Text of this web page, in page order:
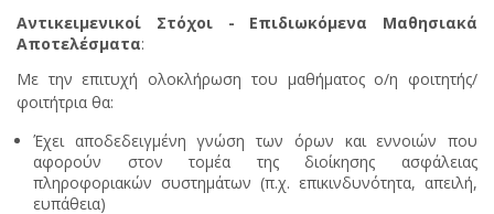
Αντικειμενικοί Στόχοι - Επιδιωκόμενα Μαθησιακά
Αποτελέσματα:
Με την επιτυχή ολοκλήρωση του μαθήματος ο/η φοιτητής/
φοιτήτρια θα:
Έχει αποδεδειγμένη γνώση των όρων και εννοιών που
αφορούν στον τομέα της διοίκησης ασφάλειας
πληροφοριακών συστημάτων (π.χ. επικινδυνότητα, απειλή,
ευπάθεια)